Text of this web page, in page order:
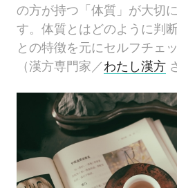
の方が持つ「体質」が大切
す。体質とはどのように判
との特徴を元にセルフチェ
（漢方専門家／わたし漢方